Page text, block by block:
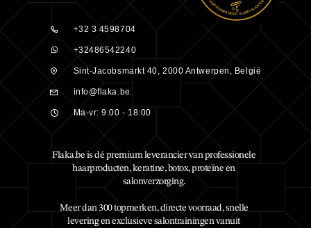
+32 3 4598704
+32486542240
Sint-Jacobsmarkt 40, 2000 Antwerpen, België
info@flaka.be
Ma-vr: 9:00 - 18:00
Flaka.be is dé premium leverancier van professionele
haarproducten, keratine, botox, proteïne en
salonverzorging.
Meer dan 300 topmerken, directe voorraad, snelle
levering en exclusieve salontrainingen vanuit